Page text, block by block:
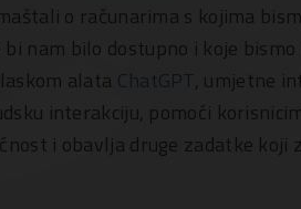
o računarima s kojima
nam bilo dostupno i koje
alata ChatGPT, umjetne
interakciju, pomoći
i obavlja druge zadatke koji